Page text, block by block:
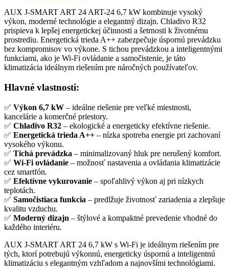
AUX J-SMART ART 24 ART-24 6,7 kW kombinuje vysoký
výkon, moderné technológie a elegantný dizajn. Chladivo R32
prispieva k lepšej energetickej účinnosti a šetrnosti k životnému
prostrediu. Energetická trieda A++ zabezpečuje úspornú prevádzku
bez kompromisov vo výkone. S tichou prevádzkou a inteligentnými
funkciami, ako je Wi-Fi ovládanie a samočistenie, je táto
klimatizácia ideálnym riešením pre náročných používateľov.
Hlavné vlastnosti:
✅ Výkon 6,7 kW – ideálne riešenie pre veľké miestnosti,
kancelárie a komerčné priestory.
✅ Chladivo R32 – ekologické a energeticky efektívne riešenie.
✅ Energetická trieda A++ – nízka spotreba energie pri zachovaní
vysokého výkonu.
✅ Tichá prevádzka – minimalizovaný hluk pre nerušený komfort.
✅ Wi-Fi ovládanie – možnosť nastavenia a ovládania klimatizácie
cez smartfón.
✅ Efektívne vykurovanie – spoľahlivý výkon aj pri nízkych
teplotách.
✅ Samočistiaca funkcia – predlžuje životnosť zariadenia a zlepšuje
kvalitu vzduchu.
✅ Moderný dizajn – štýlové a kompaktné prevedenie vhodné do
každého interiéru.
AUX J-SMART ART 24 6,7 kW s Wi-Fi je ideálnym riešením pre
tých, ktorí potrebujú výkonnú, energeticky úspornú a inteligentnú
klimatizáciu s elegantným vzhľadom a najnovšími technológiami.